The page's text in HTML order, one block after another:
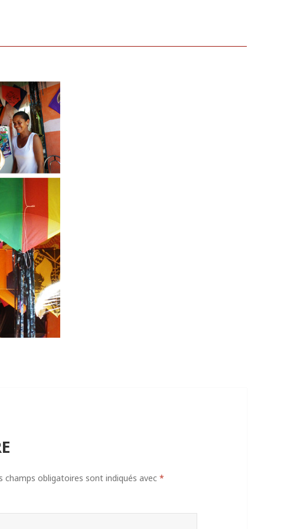
champs obligatoires sont indiqués avec*